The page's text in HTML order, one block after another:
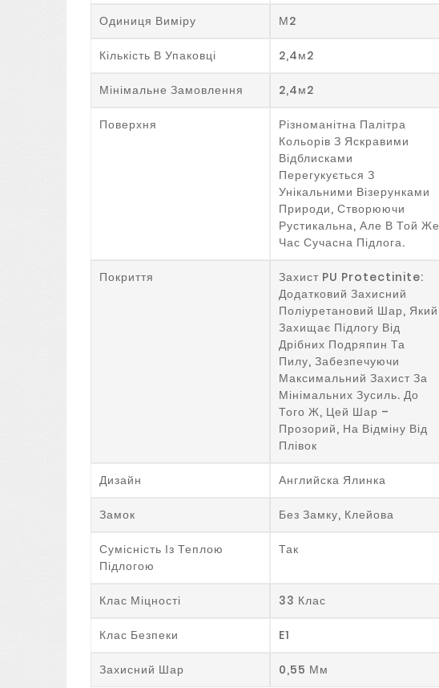
Одиниця Виміру М2
Кількість В Упаковці 2,4м2
Мінімальне Замовлення 2,4м2
Поверхня
Різноманітна Палітра
Кольорів З Яскравими
Відблисками
Перегукується З
Унікальними Візерунками
Природи, Створюючи
Рустикальна, Але В Той Же
Час Сучасна Підлога.
Покриття
Захист PU Protectinite:
Додатковий Захисний
Поліуретановий Шар, Який
Захищає Підлогу Від
Дрібних Подряпин Та
Пилу, Забезпечуючи
Максимальний Захист За
Мінімальних Зусиль. До
Того Ж, Цей Шар –
Прозорий, На Відміну Від
Плівок
Дизайн Английска Ялинка
Замок Без Замку, Клейова
Сумісність Із Теплою
Підлогою
Так
Клас Міцності 33 Клас
Клас Безпеки E1
Захисний Шар 0,55 Мм